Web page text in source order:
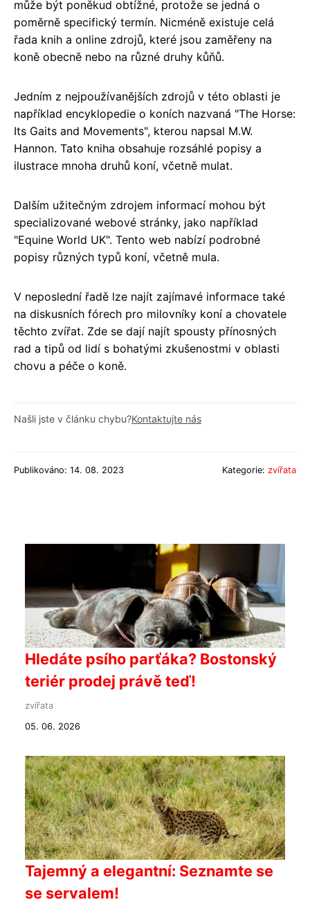
může být poněkud obtížné, protože se jedná o
poměrně specifický termín. Nicméně existuje celá
řada knih a online zdrojů, které jsou zaměřeny na
koně obecně nebo na různé druhy kůňů.
Jedním z nejpoužívanějších zdrojů v této oblasti je
například encyklopedie o koních nazvaná "The Horse:
Its Gaits and Movements", kterou napsal M.W.
Hannon. Tato kniha obsahuje rozsáhlé popisy a
ilustrace mnoha druhů koní, včetně mulat.
Dalším užitečným zdrojem informací mohou být
specializované webové stránky, jako například
"Equine World UK". Tento web nabízí podrobné
popisy různých typů koní, včetně mula.
V neposlední řadě lze najít zajímavé informace také
na diskusních fórech pro milovníky koní a chovatele
těchto zvířat. Zde se dají najít spousty přínosných
rad a tipů od lidí s bohatými zkušenostmi v oblasti
chovu a péče o koně.
Našli jste v článku chybu?Kontaktujte nás
Publikováno: 14. 08. 2023 Kategorie: zvířata
Hledáte psího parťáka? Bostonský
teriér prodej právě teď!
zvířata
05. 06. 2026
Tajemný a elegantní: Seznamte se
se servalem!